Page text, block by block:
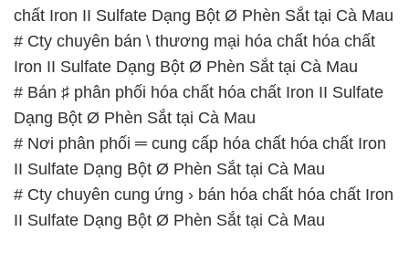
chất Iron II Sulfate Dạng Bột Ø Phèn Sắt tại Cà Mau
# Cty chuyên bán \ thương mại hóa chất hóa chất
Iron II Sulfate Dạng Bột Ø Phèn Sắt tại Cà Mau
# Bán ♯ phân phối hóa chất hóa chất Iron II Sulfate
Dạng Bột Ø Phèn Sắt tại Cà Mau
# Nơi phân phối ═ cung cấp hóa chất hóa chất Iron
II Sulfate Dạng Bột Ø Phèn Sắt tại Cà Mau
# Cty chuyên cung ứng › bán hóa chất hóa chất Iron
II Sulfate Dạng Bột Ø Phèn Sắt tại Cà Mau